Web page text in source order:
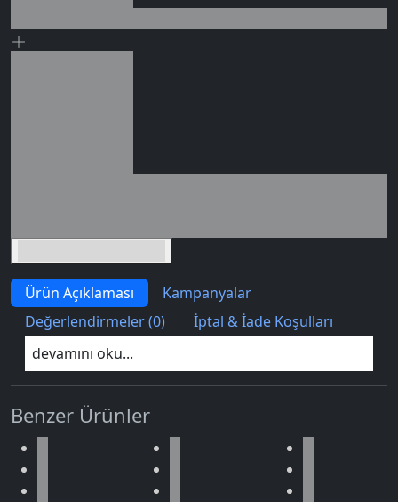
Ürün Açıklaması
Kampanyalar
Değerlendirmeler (0)
İptal & İade Koşulları
devamını oku...
Benzer Ürünler